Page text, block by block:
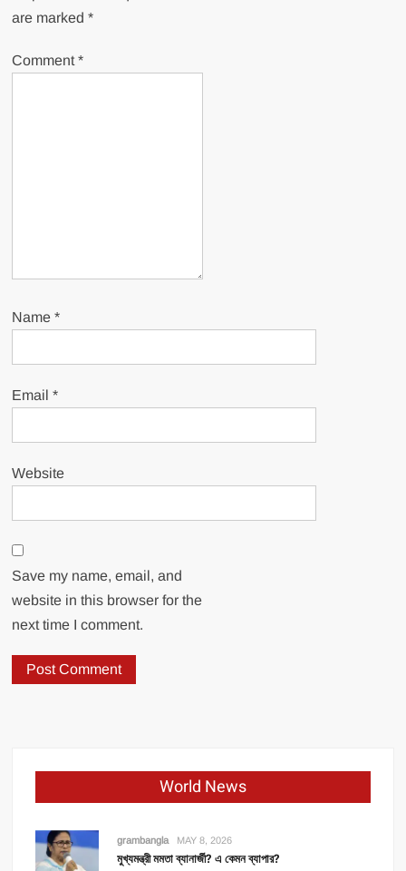
are marked*
Comment*
Name*
Email*
Website
Save my name, email, and
website in this browser for the
next time I comment.
World News
grambangla MAY 8, 2026
মুখ্যমন্ত্রী মমতা ব্যানার্জী? এ কেমন ব্যাপার?